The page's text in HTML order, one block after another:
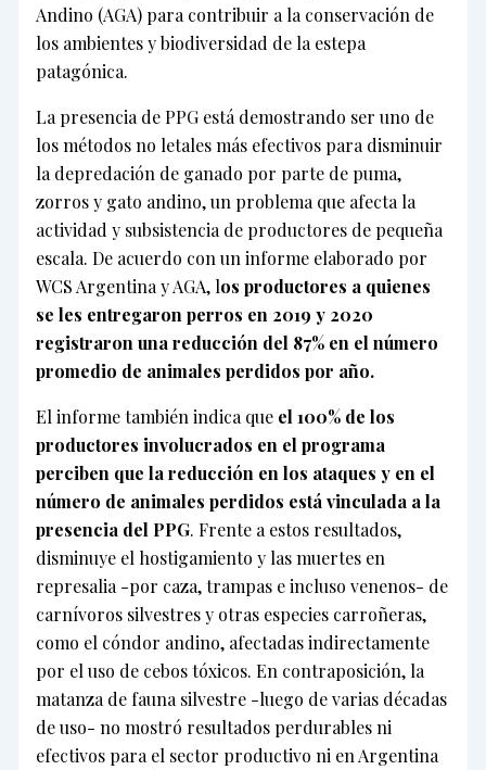
Andino (AGA) para contribuir a la conservación de
los ambientes y biodiversidad de la estepa
patagónica.
La presencia de PPG está demostrando ser uno de
los métodos no letales más efectivos para disminuir
la depredación de ganado por parte de puma,
zorros y gato andino, un problema que afecta la
actividad y subsistencia de productores de pequeña
escala. De acuerdo con un informe elaborado por
WCS Argentina y AGA, los productores a quienes
se les entregaron perros en 2019 y 2020
registraron una reducción del 87% en el número
promedio de animales perdidos por año.
El informe también indica que el 100% de los
productores involucrados en el programa
perciben que la reducción en los ataques y en el
número de animales perdidos está vinculada a la
presencia del PPG. Frente a estos resultados,
disminuye el hostigamiento y las muertes en
represalia -por caza, trampas e incluso venenos- de
carnívoros silvestres y otras especies carroñeras,
como el cóndor andino, afectadas indirectamente
por el uso de cebos tóxicos. En contraposición, la
matanza de fauna silvestre -luego de varias décadas
de uso- no mostró resultados perdurables ni
efectivos para el sector productivo ni en Argentina